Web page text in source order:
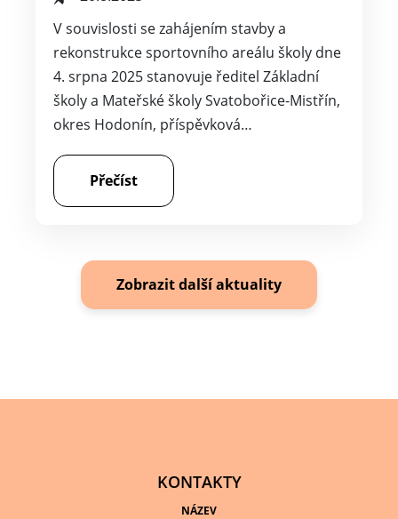
V souvislosti se zahájením stavby a
rekonstrukce sportovního areálu školy dne
4. srpna 2025 stanovuje ředitel Základní
školy a Mateřské školy Svatobořice-Mistřín,
okres Hodonín, příspěvková…
Přečíst
Zobrazit další aktuality
KONTAKTY
NÁZEV